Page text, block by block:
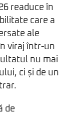
readuce în
care a
ale
viraj într-un
nu mai
ci și de un
de